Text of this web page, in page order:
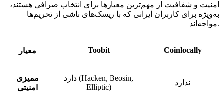
امنیت و شفافیت از مهم‌ترین معیارها برای انتخاب صرافی هستند،
به‌ویژه برای کاربران ایرانی که با ریسک‌های ناشی از تحریم‌ها
مواجه‌اند.
معیار Toobit Coinlocally
ممیزی
امنیتی
دارد (Hacken, Beosin,
Elliptic)
ندارد